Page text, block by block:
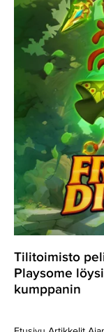
tukena
Playsome
löysi
EMUsta
skaalautuvan
kumppanin
Tilitoimisto
Playsome
kumppanin